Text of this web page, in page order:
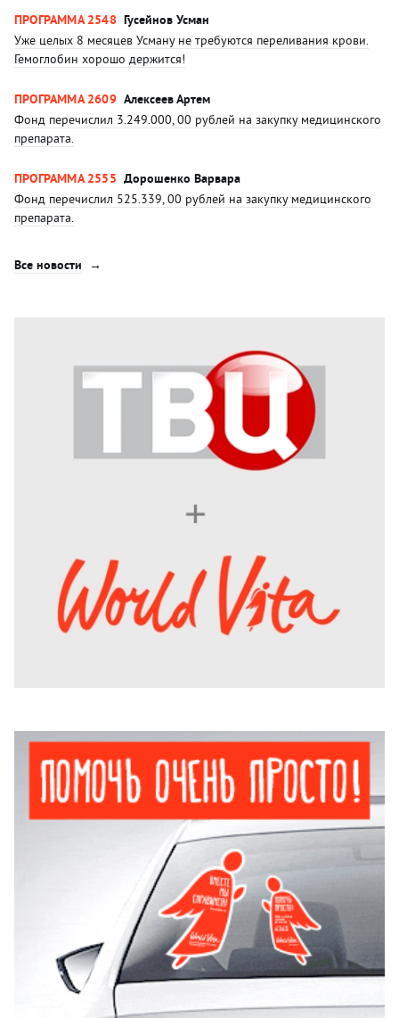
ПРОГРАММА 2548 Гусейнов Усман
Уже целых 8 месяцев Усману не требуются переливания крови.
Гемоглобин хорошо держится!
ПРОГРАММА 2609 Алексеев Артем
Фонд перечислил 3.249.000, 00 рублей на закупку медицинского
препарата.
ПРОГРАММА 2555 Дорошенко Варвара
Фонд перечислил 525.339, 00 рублей на закупку медицинского
препарата.
Все новости